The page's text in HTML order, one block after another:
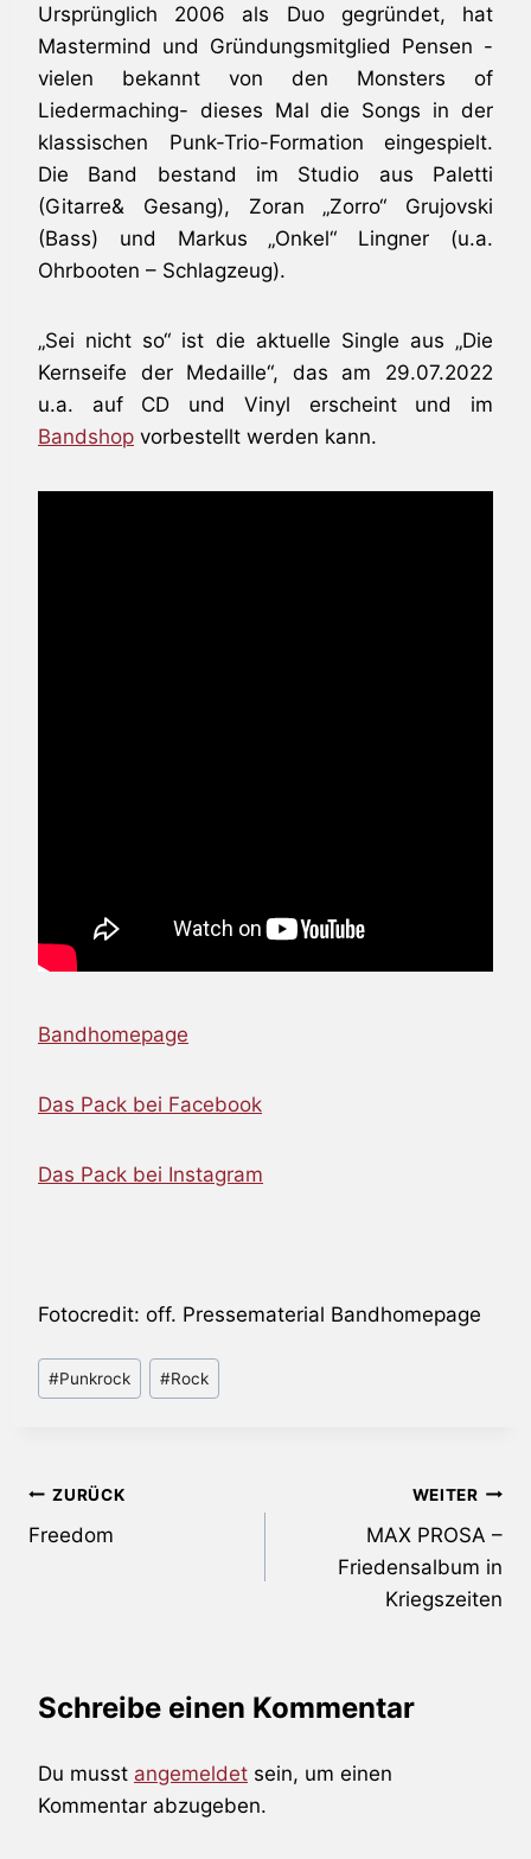
Ursprünglich 2006 als Duo gegründet, hat
Mastermind und Gründungsmitglied Pensen -
vielen bekannt von den Monsters of
Liedermaching- dieses Mal die Songs in der
klassischen Punk-Trio-Formation eingespielt.
Die Band bestand im Studio aus Paletti
(Gitarre& Gesang), Zoran „Zorro“ Grujovski
(Bass) und Markus „Onkel“ Lingner (u.a.
Ohrbooten – Schlagzeug).
„Sei nicht so“ ist die aktuelle Single aus „Die
Kernseife der Medaille“, das am 29.07.2022
u.a. auf CD und Vinyl erscheint und im
Bandshop vorbestellt werden kann.
Bandhomepage
Das Pack bei Facebook
Das Pack bei Instagram
Fotocredit: off. Pressematerial Bandhomepage
Schlagworte:
#Punkrock #Rock
Beitragsnavigation
ZURÜCK
Freedom
WEITER
MAX PROSA –
Friedensalbum in
Kriegszeiten
Schreibe einen Kommentar
Du musst angemeldet sein, um einen
Kommentar abzugeben.